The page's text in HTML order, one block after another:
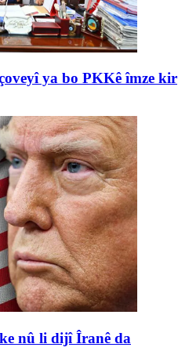
ya bo PKKê îmze kir
nû li dijî Îranê da